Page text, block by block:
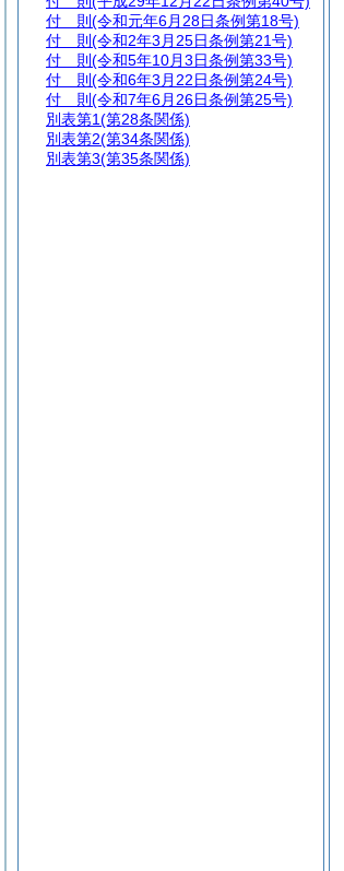
付 則 (令和元年6月28日条例第18号)
付 則 (令和2年3月25日条例第21号)
付 則 (令和5年10月3日条例第33号)
付 則 (令和6年3月22日条例第24号)
付 則 (令和7年6月26日条例第25号)
別表第1(第28条関係)
別表第2(第34条関係)
別表第3(第35条関係)